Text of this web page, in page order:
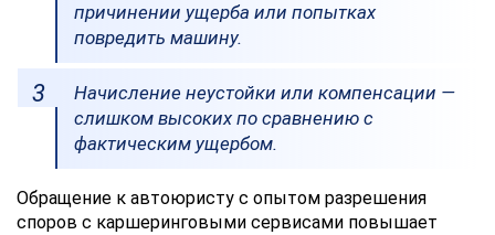
причинении ущерба или попытках
повредить машину.
Начисление неустойки или компенсации —
слишком высоких по сравнению с
фактическим ущербом.
Обращение к автоюристу с опытом разрешения
споров с каршеринговыми сервисами повышает